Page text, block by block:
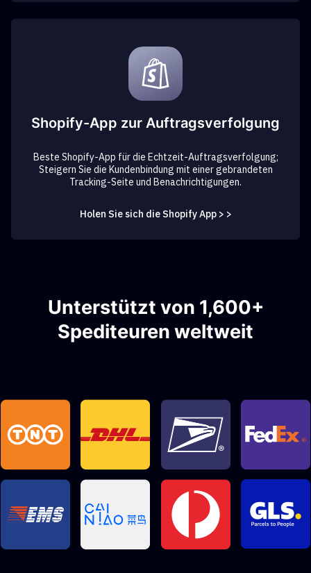
Shopify-App zur Auftragsverfolgung
Beste Shopify-App für die Echtzeit-Auftragsverfolgung;
Steigern Sie die Kundenbindung mit einer gebrandeten
Tracking-Seite und Benachrichtigungen.
Holen Sie sich die Shopify App > >
Unterstützt von 1,600+
Spediteuren weltweit